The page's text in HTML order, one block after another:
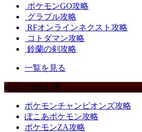
ポケモンGO攻略
グラブル攻略
RFオンラインネクスト攻略
コトダマン攻略
鈴蘭の剣攻略
一覧を見る
注目の攻略記事
ポケモンチャンピオンズ攻略
ぽこあポケモン攻略
ポケモンZA攻略